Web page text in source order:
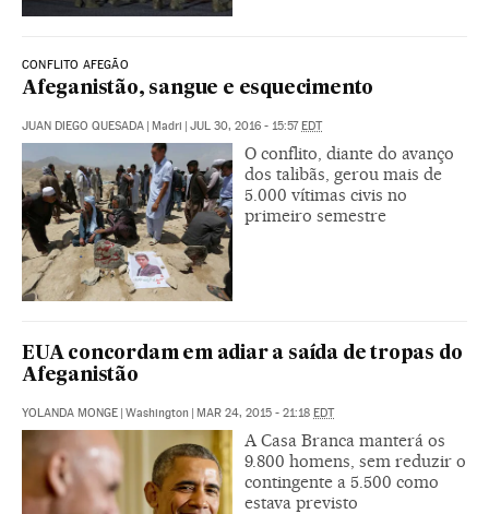
CONFLITO AFEGÃO
Afeganistão, sangue e esquecimento
JUAN DIEGO QUESADA | Madri | JUL 30, 2016 - 15:57EDT
O conflito, diante do avanço
dos talibãs, gerou mais de
5.000 vítimas civis no
primeiro semestre
EUA concordam em adiar a saída de tropas do
Afeganistão
YOLANDA MONGE | Washington | MAR 24, 2015 - 21:18 EDT
A Casa Branca manterá os
9.800 homens, sem reduzir o
contingente a 5.500 como
estava previsto